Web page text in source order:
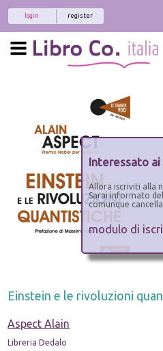
register
login
Einstein e le rivoluzioni
Aspect Alain
Libreria Dedalo
Interessato ai
Allora iscriviti alla
Sarai informato
comunque
modulo di